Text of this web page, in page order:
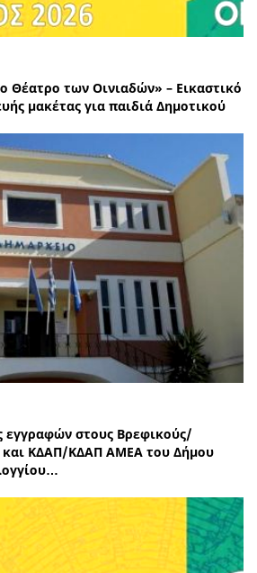
Θέατρο των Οινιαδών» – Εικαστικό
μακέτας για παιδιά Δημοτικού
εγγραφών στους Βρεφικούς/
και ΚΔΑΠ/ΚΔΑΠ ΑΜΕΑ του Δήμου